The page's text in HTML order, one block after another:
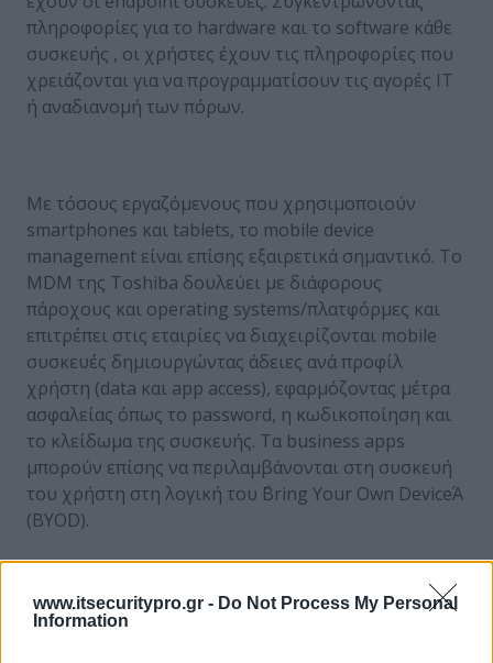
www.itsecuritypro.gr - Do Not Process My Personal
Information
πληροφορίες για το hardware και το software κάθε
συσκευής , οι χρήστες έχουν τις πληροφορίες που
χρειάζονται για να προγραμματίσουν τις αγορές IT
ή αναδιανομή των πόρων.
Με τόσους εργαζόμενους που χρησιμοποιούν
smartphones και tablets, το mobile device
management είναι επίσης εξαιρετικά σημαντικό. Το
MDM της Toshiba δουλεύει με διάφορους
πάροχους και operating systems/πλατφόρμες και
επιτρέπει στις εταιρίες να διαχειρίζονται mobile
συσκευές δημιουργώντας άδειες ανά προφίλ
χρήστη (data και app access), εφαρμόζοντας μέτρα
ασφαλείας όπως το password, η κωδικοποίηση και
το κλείδωμα της συσκευής. Τα business apps
μπορούν επίσης να περιλαμβάνονται στη συσκευή
του χρήστη στη λογική του ΅Bring Your Own DeviceΆ
(BYOD).
ΤαTCCMκαιTSCM 2.0θα είναι διαθέσιμα στην
Ευρώπη το πρώτο τρίμηνο του 2014.